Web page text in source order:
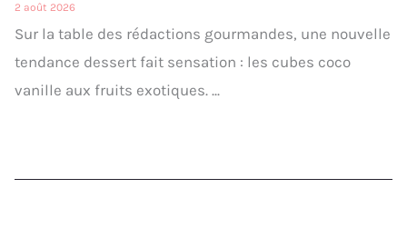
2 août 2026
Sur la table des rédactions gourmandes, une nouvelle
tendance dessert fait sensation : les cubes coco
vanille aux fruits exotiques. ...